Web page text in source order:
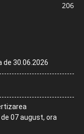
206
30.06.2026
07 august, ora